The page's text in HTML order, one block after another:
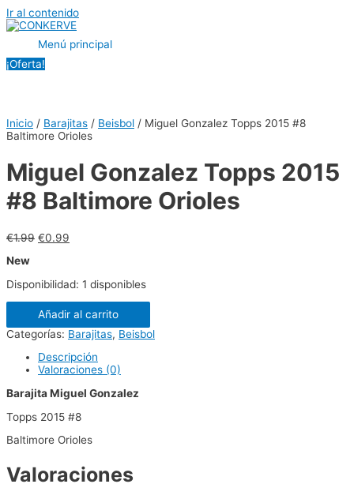
Ir al contenido
Menú principal
¡Oferta!
Inicio / Barajitas / Beisbol / Miguel Gonzalez Topps 2015 #8
Baltimore Orioles
Miguel Gonzalez Topps 2015
#8 Baltimore Orioles
€1.99 €0.99
New
Disponibilidad: 1 disponibles
Añadir al carrito
Categorías: Barajitas, Beisbol
Descripción
Valoraciones (0)
Barajita Miguel Gonzalez
Topps 2015 #8
Baltimore Orioles
Valoraciones